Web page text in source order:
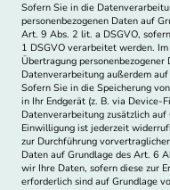
Sofern Sie in die
personenbezogenen Daten auf
Art. 9 Abs. 2 lit. a DSGVO,
1 DSGVO verarbeitet werden.
Übertragung
Datenverarbeitung außerdem
Sofern Sie in die Speicherung
in Ihr Endgerät (z. B. via
Datenverarbeitung zusätzlich
Einwilligung ist jederzeit
zur Durchführung
Daten auf Grundlage des Art. 6
wir Ihre Daten, sofern diese zur
erforderlich sind auf Grundlage